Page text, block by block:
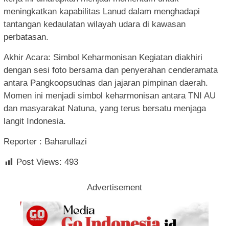
meningkatkan kapabilitas Lanud dalam menghadapi
tantangan kedaulatan wilayah udara di kawasan
perbatasan.
Akhir Acara: Simbol Keharmonisan Kegiatan diakhiri
dengan sesi foto bersama dan penyerahan cenderamata
antara Pangkoopsudnas dan jajaran pimpinan daerah.
Momen ini menjadi simbol keharmonisan antara TNI AU
dan masyarakat Natuna, yang terus bersatu menjaga
langit Indonesia.
Reporter : Baharullazi
Post Views: 493
Advertisement